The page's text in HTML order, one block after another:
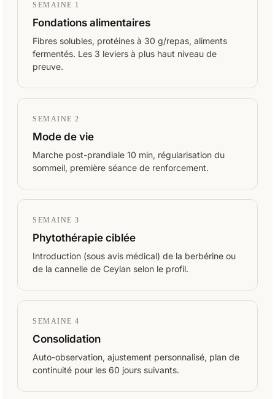
SEMAINE 1
Fondations alimentaires
Fibres solubles, protéines à 30 g/repas, aliments
fermentés. Les 3 leviers à plus haut niveau de
preuve.
SEMAINE 2
Mode de vie
Marche post-prandiale 10 min, régularisation du
sommeil, première séance de renforcement.
SEMAINE 3
Phytothérapie ciblée
Introduction (sous avis médical) de la berbérine ou
de la cannelle de Ceylan selon le profil.
SEMAINE 4
Consolidation
Auto-observation, ajustement personnalisé, plan de
continuité pour les 60 jours suivants.